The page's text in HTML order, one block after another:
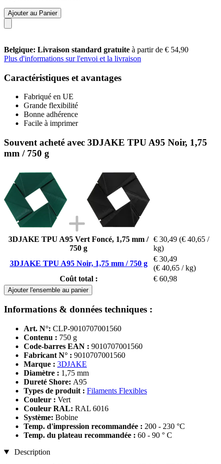
Ajouter au Panier
Belgique: Livraison standard gratuite à partir de € 54,90
Plus d'informations sur l'envoi et la livraison
Caractéristiques et avantages
Fabriqué en UE
Grande flexibilité
Bonne adhérence
Facile à imprimer
Souvent acheté avec 3DJAKE TPU A95 Noir, 1,75
mm / 750 g
3DJAKE TPU A95 Vert Foncé, 1,75 mm /
750 g
€ 30,49 (€ 40,65 /
kg)
3DJAKE TPU A95 Noir, 1,75 mm / 750 g
€ 30,49
(€ 40,65 / kg)
Coût total :
€ 60,98
Ajouter l'ensemble au panier
Informations & données techniques :
Art. N°: CLP-9010707001560
Contenu : 750 g
Code-barres EAN : 9010707001560
Fabricant N° : 9010707001560
Marque : 3DJAKE
Diamètre : 1,75 mm
Dureté Shore: A95
Types de produit : Filaments Flexibles
Couleur : Vert
Couleur RAL: RAL 6016
Système: Bobine
Temp. d'impression recommandée : 200 - 230 °C
Temp. du plateau recommandée : 60 - 90 ° C
Description